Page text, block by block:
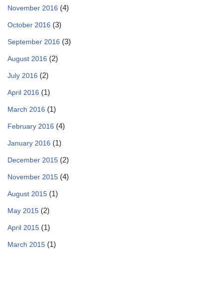
November 2016 (4)
October 2016 (3)
September 2016 (3)
August 2016 (2)
July 2016 (2)
April 2016 (1)
March 2016 (1)
February 2016 (4)
January 2016 (1)
December 2015 (2)
November 2015 (4)
August 2015 (1)
May 2015 (2)
April 2015 (1)
March 2015 (1)